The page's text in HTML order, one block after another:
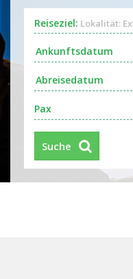
Reiseziel: Lokalität:
Pax
Suche